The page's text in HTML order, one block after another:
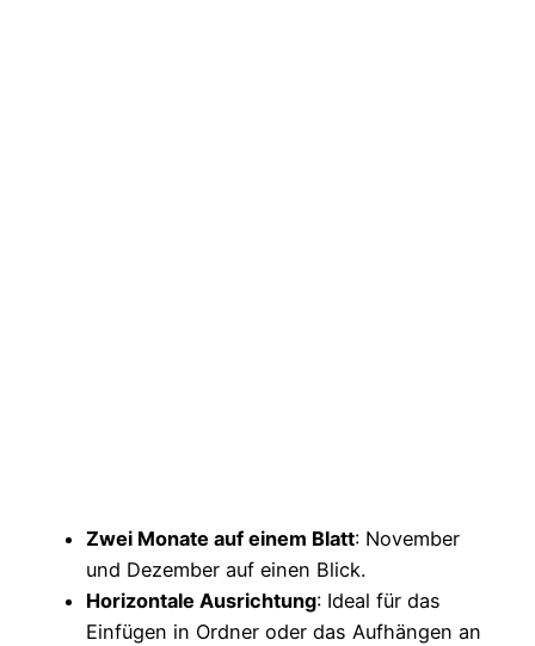
Zwei Monate auf einem Blatt: November
und Dezember auf einen Blick.
Horizontale Ausrichtung: Ideal für das
Einfügen in Ordner oder das Aufhängen an